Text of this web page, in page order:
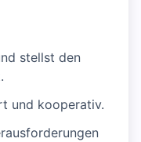
stellst den
und kooperativ.